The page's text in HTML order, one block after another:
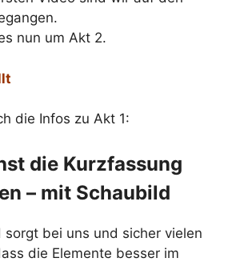
nun um Akt 2.
die Infos zu Akt 1:
die Kurzfassung
– mit Schaubild
sorgt bei uns und sicher vielen
die Elemente besser im